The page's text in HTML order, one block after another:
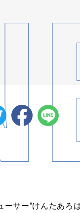
ーサー”けんたあろ